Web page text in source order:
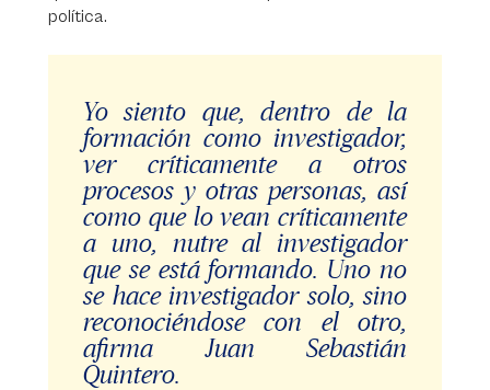
política.
Yo siento que, dentro de la
formación como investigador,
ver críticamente a otros
procesos y otras personas, así
como que lo vean críticamente
a uno, nutre al investigador
que se está formando. Uno no
se hace investigador solo, sino
reconociéndose con el otro,
afirma Juan Sebastián
Quintero.